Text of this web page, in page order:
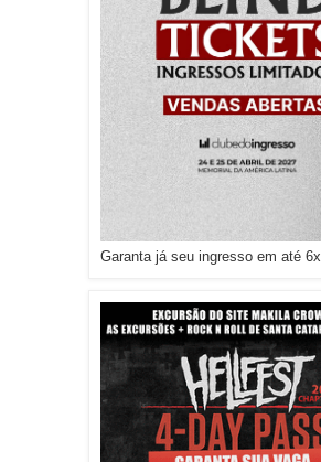
Garanta já seu ingresso em até 6x